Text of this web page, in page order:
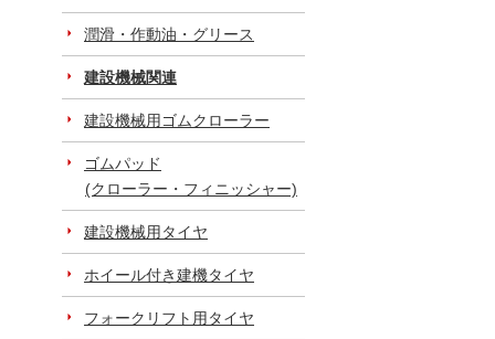
潤滑・作動油・グリース
建設機械関連
建設機械用ゴムクローラー
ゴムパッド
(クローラー・フィニッシャー)
建設機械用タイヤ
ホイール付き建機タイヤ
フォークリフト用タイヤ